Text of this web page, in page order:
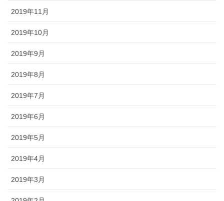
2019年11月
2019年10月
2019年9月
2019年8月
2019年7月
2019年6月
2019年5月
2019年4月
2019年3月